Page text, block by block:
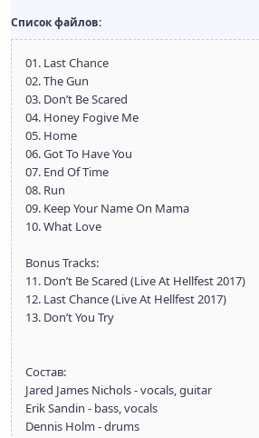
Список файлов:
01. Last Chance
02. The Gun
03. Don’t Be Scared
04. Honey Fogive Me
05. Home
06. Got To Have You
07. End Of Time
08. Run
09. Keep Your Name On Mama
10. What Love
Bonus Tracks:
11. Don’t Be Scared (Live At Hellfest 2017)
12. Last Chance (Live At Hellfest 2017)
13. Don’t You Try
Состав:
Jared James Nichols - vocals, guitar
Erik Sandin - bass, vocals
Dennis Holm - drums